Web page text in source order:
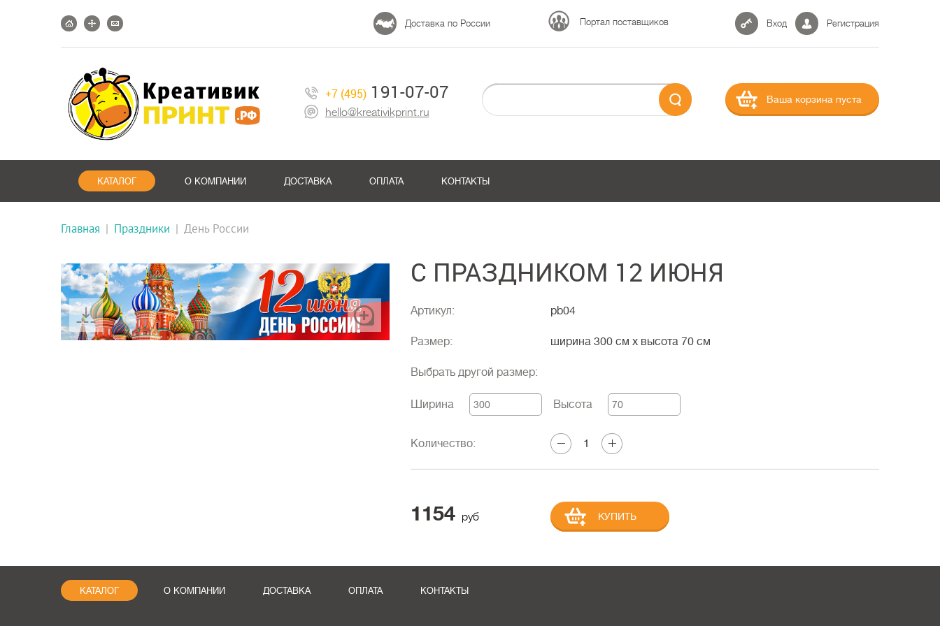
Доставка по России Портал поставщиков Вход Регистрация
+7 (495)191-07-07
hello@kreativikprint.ru
Ваша корзина пуста
КАТАЛОГ О КОМПАНИИ ДОСТАВКА ОПЛАТА КОНТАКТЫ
Главная | Праздники | День России
С ПРАЗДНИКОМ 12 ИЮНЯ
Артикул: pb04
Размер: ширина 300 см x высота 70 см
Выбрать другой размер:
Ширина Высота
Количество:
1154 руб КУПИТЬ
КАТАЛОГ О КОМПАНИИ ДОСТАВКА ОПЛАТА КОНТАКТЫ